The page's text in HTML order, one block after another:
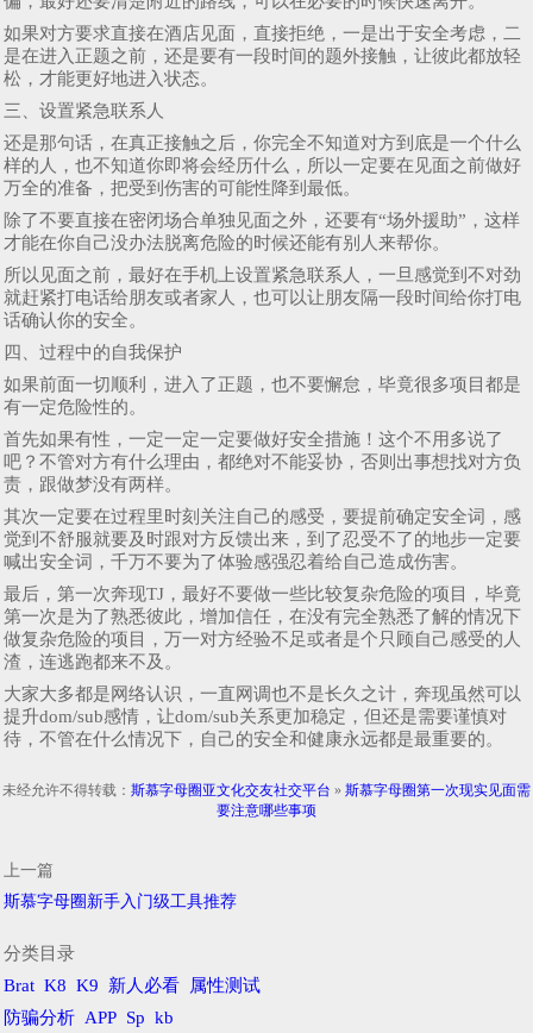
如果对方要求直接在酒店见面，直接拒绝，一是出于安全考虑，二
是在进入正题之前，还是要有一段时间的题外接触，让彼此都放轻
松，才能更好地进入状态。
三、设置紧急联系人
还是那句话，在真正接触之后，你完全不知道对方到底是一个什么
样的人，也不知道你即将会经历什么，所以一定要在见面之前做好
万全的准备，把受到伤害的可能性降到最低。
除了不要直接在密闭场合单独见面之外，还要有“场外援助”，这样
才能在你自己没办法脱离危险的时候还能有别人来帮你。
所以见面之前，最好在手机上设置紧急联系人，一旦感觉到不对劲
就赶紧打电话给朋友或者家人，也可以让朋友隔一段时间给你打电
话确认你的安全。
四、过程中的自我保护
如果前面一切顺利，进入了正题，也不要懈怠，毕竟很多项目都是
有一定危险性的。
首先如果有性，一定一定一定要做好安全措施！这个不用多说了
吧？不管对方有什么理由，都绝对不能妥协，否则出事想找对方负
责，跟做梦没有两样。
其次一定要在过程里时刻关注自己的感受，要提前确定安全词，感
觉到不舒服就要及时跟对方反馈出来，到了忍受不了的地步一定要
喊出安全词，千万不要为了体验感强忍着给自己造成伤害。
最后，第一次奔现TJ，最好不要做一些比较复杂危险的项目，毕竟
第一次是为了熟悉彼此，增加信任，在没有完全熟悉了解的情况下
做复杂危险的项目，万一对方经验不足或者是个只顾自己感受的人
渣，连逃跑都来不及。
大家大多都是网络认识，一直网调也不是长久之计，奔现虽然可以
提升dom/sub感情，让dom/sub关系更加稳定，但还是需要谨慎对
待，不管在什么情况下，自己的安全和健康永远都是最重要的。
未经允许不得转载： 斯慕字母圈亚文化交友社交平台 » 斯慕字母圈第一次现实见面需
要注意哪些事项
上一篇
斯慕字母圈新手入门级工具推荐
分类目录
Brat K8 K9 新人必看
属性测试
防骗分析 APP Sp kb